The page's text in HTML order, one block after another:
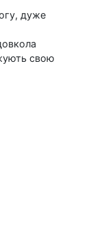
дуже
свою